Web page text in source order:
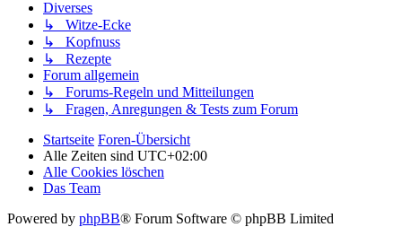
Diverses
↳ Witze-Ecke
↳ Kopfnuss
↳ Rezepte
Forum allgemein
↳ Forums-Regeln und Mitteilungen
↳ Fragen, Anregungen & Tests zum Forum
Startseite Foren-Übersicht
Alle Zeiten sind UTC+02:00
Alle Cookies löschen
Das Team
Powered by phpBB® Forum Software © phpBB Limited